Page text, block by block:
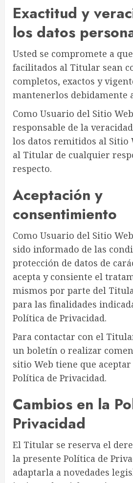
Exactitud y
los datos
Usted se compromete a
facilitados al Titular sean
completos, exactos y
mantenerlos debidamente
Como Usuario del Sitio
responsable de la
los datos remitidos al Sitio
al Titular de cualquier
respecto.
Aceptación y
consentimiento
Como Usuario del Sitio
sido informado de las
protección de datos de
acepta y consiente el
mismos por parte del
para las finalidades
Política de Privacidad.
Para contactar con el
un boletín o realizar
sitio Web tiene que
Política de Privacidad.
Cambios en la
Privacidad
El Titular se reserva el
la presente Política de
adaptarla a novedades